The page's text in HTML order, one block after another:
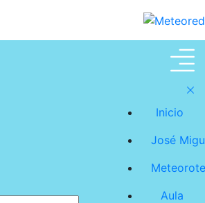
Inicio
José
Aula
Miguel Viñas